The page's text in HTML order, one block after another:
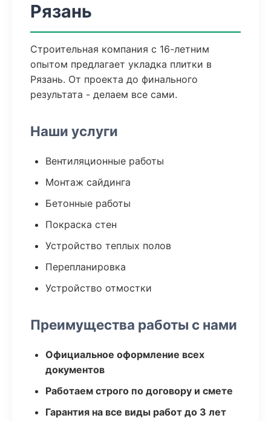
Рязань
Строительная компания с 16-летним
опытом предлагает укладка плитки в
Рязань. От проекта до финального
результата - делаем все сами.
Наши услуги
Вентиляционные работы
Монтаж сайдинга
Бетонные работы
Покраска стен
Устройство теплых полов
Перепланировка
Устройство отмостки
Преимущества работы с нами
Официальное оформление всех
документов
Работаем строго по договору и смете
Гарантия на все виды работ до 3 лет